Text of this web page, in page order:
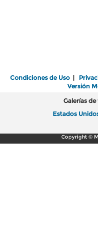
Condiciones de Uso |
Versión
Galerías
Estados
Copyright ©